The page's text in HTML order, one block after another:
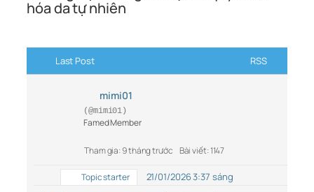
hóa da tự nhiên
Last Post RSS
mimi01
(@mimi01)
Famed Member
Tham gia: 9 tháng trước Bài viết: 1147
Topic starter 21/01/2026 3:37 sáng